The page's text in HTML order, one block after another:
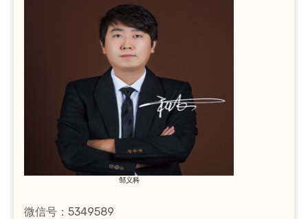
邹义科
微信号：5349589